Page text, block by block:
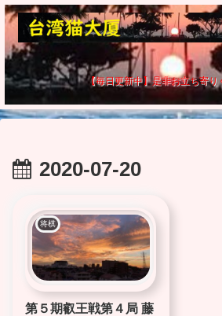
【毎日更新中】是非お立ち寄り
2020-07-20
将棋
第５期叡王戦第４局 藤